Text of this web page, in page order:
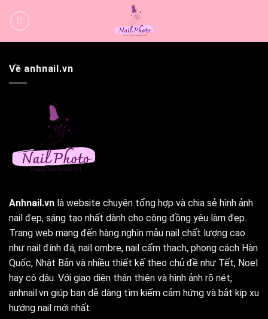
qua
Về anhnail.vn
Anhnail.vn là website chuyên tổng hợp và chia sẻ hình ảnh
nail đẹp, sáng tạo nhất dành cho cộng đồng yêu làm đẹp.
Trang web mang đến hàng nghìn mẫu nail chất lượng cao
như nail đính đá, nail ombre, nail cẩm thạch, phong cách Hàn
Quốc, Nhật Bản và nhiều thiết kế theo chủ đề như Tết, Noel
hay cô dâu. Với giao diện thân thiện và hình ảnh rõ nét,
anhnail.vn giúp bạn dễ dàng tìm kiếm cảm hứng và bắt kịp xu
hướng nail mới nhất.